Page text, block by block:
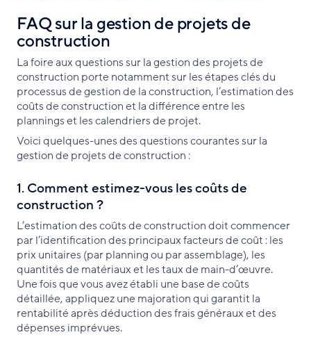
FAQ sur la gestion de projets de
construction
La foire aux questions sur la gestion des projets de
construction porte notamment sur les étapes clés du
processus de gestion de la construction, l’estimation des
coûts de construction et la différence entre les
plannings et les calendriers de projet.
Voici quelques-unes des questions courantes sur la
gestion de projets de construction :
1. Comment estimez-vous les coûts de
construction ?
L’estimation des coûts de construction doit commencer
par l’identification des principaux facteurs de coût : les
prix unitaires (par planning ou par assemblage), les
quantités de matériaux et les taux de main-d’œuvre.
Une fois que vous avez établi une base de coûts
détaillée, appliquez une majoration qui garantit la
rentabilité après déduction des frais généraux et des
dépenses imprévues.